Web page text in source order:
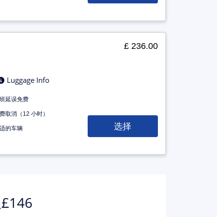
Luggage Info
延误免费
取消（12 小时）
的车辆
£ 236.00
选择